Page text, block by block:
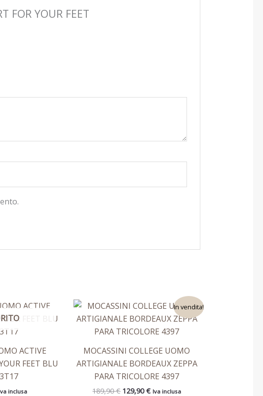
FOR YOUR FEET
ACTIVE
FEET BLU
inclusa
Questo
varianti.
Le
In vendita!
MOCASSINI COLLEGE UOMO
ARTIGIANALE BORDEAUX ZEPPA
PARA TRICOLORE 4397
189,90€
Il
prezzo
originale
era:
129,90€
Il
prezzo
attuale
è:
Iva inclusa
Questo
prodotto
ha
varianti.
Le
opzioni